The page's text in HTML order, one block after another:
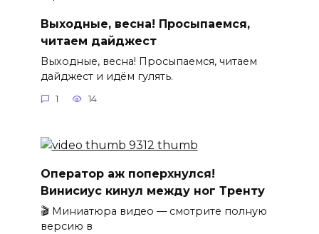
Выходные, весна! Просыпаемся,
читаем дайджест
Выходные, весна! Просыпаемся, читаем
дайджест и идём гулять.
1 14
Оператор аж поперхнулся!
Винисиус кинул между ног Тренту
🎬 Миниатюра видео — смотрите полную
версию в